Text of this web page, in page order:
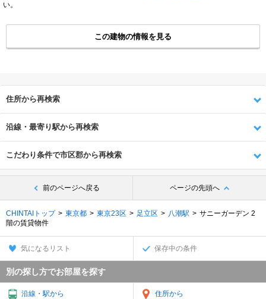
い。
この建物の情報を見る
住所から再検索
沿線・最寄り駅から再検索
こだわり条件で市区郡から再検索
前のページへ戻る ページの先頭へ
CHINTAIトップ 東京都 東京23区 足立区 八潮駅
サニーガーデン 2
階の賃貸物件
気になるリスト 保存中の条件
別の探し方でお部屋を探す
沿線・駅から 住所から